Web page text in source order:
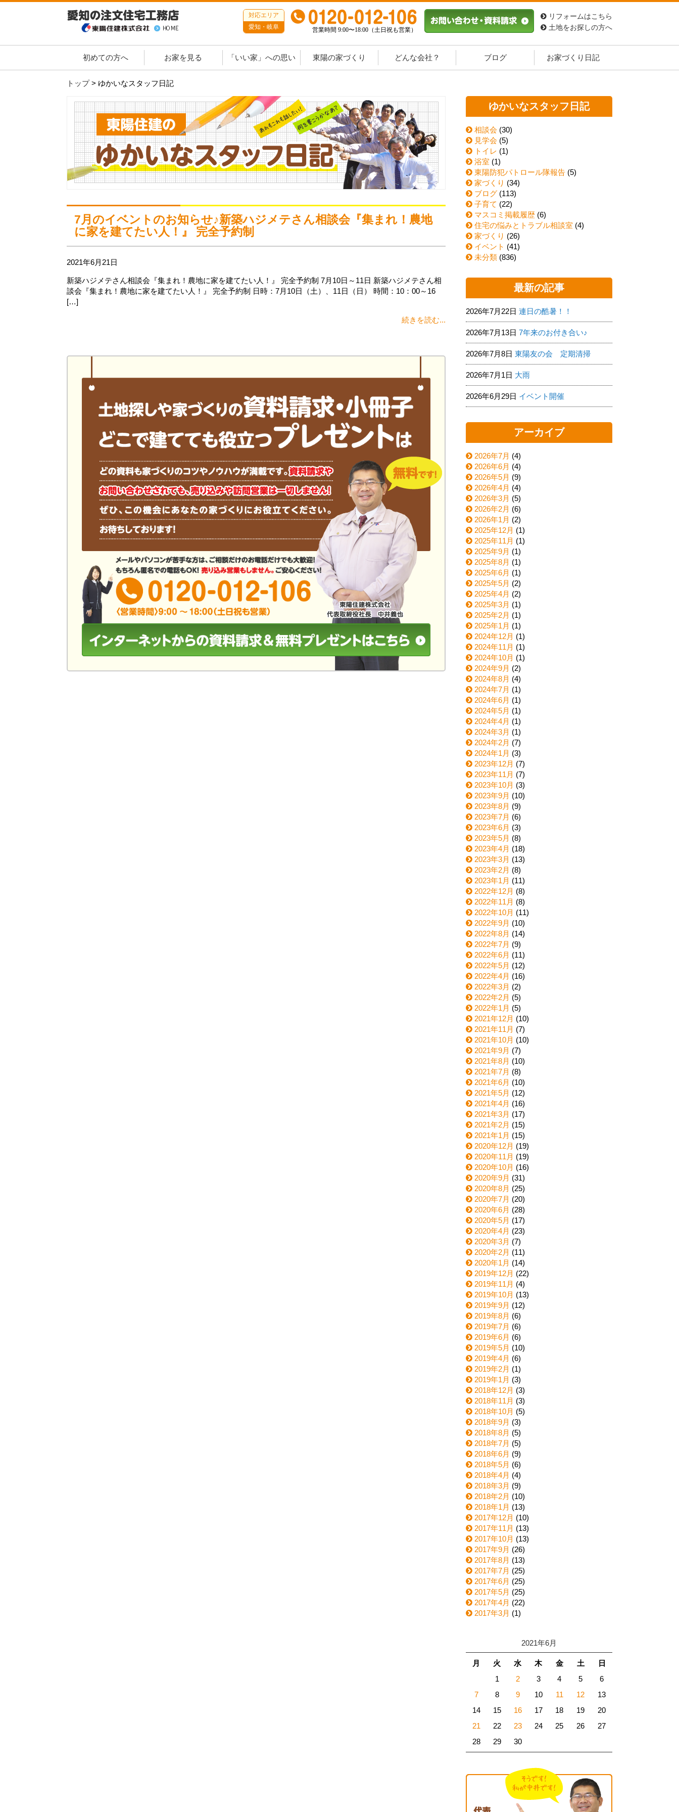
対応エリア
愛知・岐阜
営業時間 9:00〜18:00（土日祝も営業）
リフォームはこちら
土地をお探しの方へ
初めての方へ お家を見る 「いい家」への思い 東陽の家づくり どんな会社？ ブログ お家づくり日記
トップ> ゆかいなスタッフ日記
7月のイベントのお知らせ♪新築ハジメテさん相談会『集まれ！農地
に家を建てたい人！』 完全予約制
2021年6月21日
新築ハジメテさん相談会『集まれ！農地に家を建てたい人！』 完全予約制 7月10日～11日 新築ハジメテさん相
談会『集まれ！農地に家を建てたい人！』 完全予約制 日時：7月10日（土）、11日（日） 時間：10：00～16
[…]
続きを読む...
ゆかいなスタッフ日記
相談会 (30)
見学会 (5)
トイレ (1)
浴室 (1)
東陽防犯パトロール隊報告 (5)
家づくり (34)
ブログ (113)
子育て (22)
マスコミ掲載履歴 (6)
住宅の悩みとトラブル相談室 (4)
家づくり (26)
イベント (41)
未分類 (836)
最新の記事
2026年7月22日 連日の酷暑！！
2026年7月13日 7年来のお付き合い♪
2026年7月8日 東陽友の会 定期清掃
2026年7月1日 大雨
2026年6月29日 イベント開催
アーカイブ
2026年7月 (4)
2026年6月 (4)
2026年5月 (9)
2026年4月 (4)
2026年3月 (5)
2026年2月 (6)
2026年1月 (2)
2025年12月 (1)
2025年11月 (1)
2025年9月 (1)
2025年8月 (1)
2025年6月 (1)
2025年5月 (2)
2025年4月 (2)
2025年3月 (1)
2025年2月 (1)
2025年1月 (1)
2024年12月 (1)
2024年11月 (1)
2024年10月 (1)
2024年9月 (2)
2024年8月 (4)
2024年7月 (1)
2024年6月 (1)
2024年5月 (1)
2024年4月 (1)
2024年3月 (1)
2024年2月 (7)
2024年1月 (3)
2023年12月 (7)
2023年11月 (7)
2023年10月 (3)
2023年9月 (10)
2023年8月 (9)
2023年7月 (6)
2023年6月 (3)
2023年5月 (8)
2023年4月 (18)
2023年3月 (13)
2023年2月 (8)
2023年1月 (11)
2022年12月 (8)
2022年11月 (8)
2022年10月 (11)
2022年9月 (10)
2022年8月 (14)
2022年7月 (9)
2022年6月 (11)
2022年5月 (12)
2022年4月 (16)
2022年3月 (2)
2022年2月 (5)
2022年1月 (5)
2021年12月 (10)
2021年11月 (7)
2021年10月 (10)
2021年9月 (7)
2021年8月 (10)
2021年7月 (8)
2021年6月 (10)
2021年5月 (12)
2021年4月 (16)
2021年3月 (17)
2021年2月 (15)
2021年1月 (15)
2020年12月 (19)
2020年11月 (19)
2020年10月 (16)
2020年9月 (31)
2020年8月 (25)
2020年7月 (20)
2020年6月 (28)
2020年5月 (17)
2020年4月 (23)
2020年3月 (7)
2020年2月 (11)
2020年1月 (14)
2019年12月 (22)
2019年11月 (4)
2019年10月 (13)
2019年9月 (12)
2019年8月 (6)
2019年7月 (6)
2019年6月 (6)
2019年5月 (10)
2019年4月 (6)
2019年2月 (1)
2019年1月 (3)
2018年12月 (3)
2018年11月 (3)
2018年10月 (5)
2018年9月 (3)
2018年8月 (5)
2018年7月 (5)
2018年6月 (9)
2018年5月 (6)
2018年4月 (4)
2018年3月 (9)
2018年2月 (10)
2018年1月 (13)
2017年12月 (10)
2017年11月 (13)
2017年10月 (13)
2017年9月 (26)
2017年8月 (13)
2017年7月 (25)
2017年6月 (25)
2017年5月 (25)
2017年4月 (22)
2017年3月 (1)
2021年6月
月 火 水 木 金 土
日
1
2 3 4 5
6
7
8 9 10 11 12
13
14
15 16 17 18 19
20
21
22 23 24 25 26
27
28
29 30